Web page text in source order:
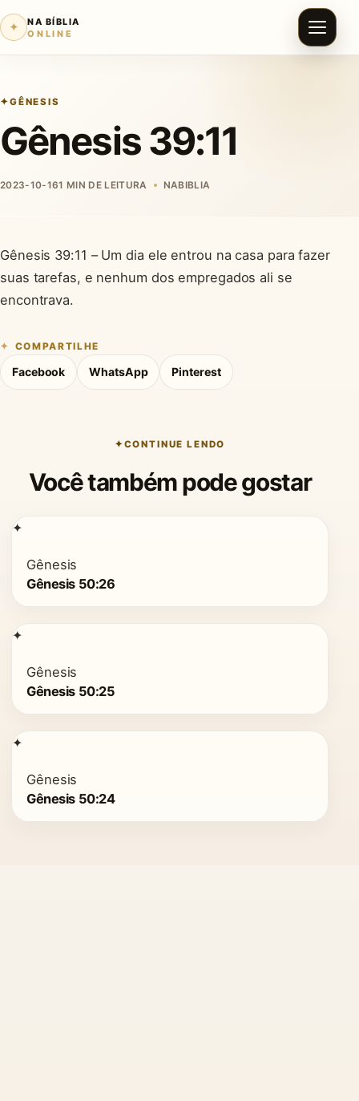
✦
NA BÍBLIA
ONLINE
GÊNESIS
Gênesis 39:11
2023-10-161 MIN DE LEITURA NABIBLIA
Gênesis 39:11 – Um dia ele entrou na casa para fazer
suas tarefas, e nenhum dos empregados ali se
encontrava.
COMPARTILHE
Facebook WhatsApp Pinterest
CONTINUE LENDO
Você também pode gostar
✦
Gênesis
Gênesis 50:26
✦
Gênesis
Gênesis 50:25
✦
Gênesis
Gênesis 50:24